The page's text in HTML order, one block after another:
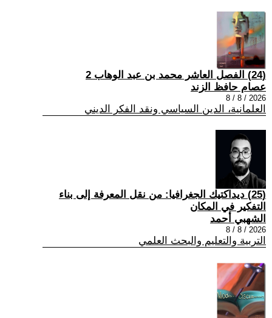
(24) الفصل العاشر محمد بن عبد الوهاب 2
عصام حافظ الزند
2026 / 8 / 8
العلمانية، الدين السياسي ونقد الفكر الديني
(25) ديداكتيك الجغرافيا: من نقل المعرفة إلى بناء
التفكير في المكان
الشهبي أحمد
2026 / 8 / 8
التربية والتعليم والبحث العلمي